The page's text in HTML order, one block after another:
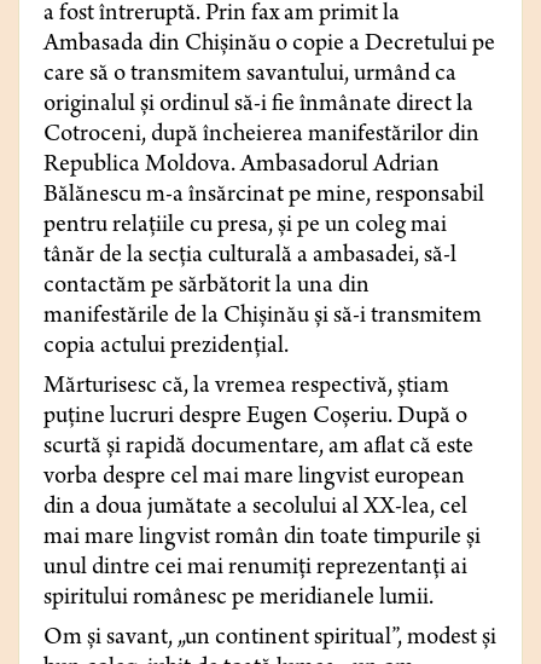
a fost întreruptă. Prin fax am primit la
Ambasada din Chișinău o copie a Decretului pe
care să o transmitem savantului, urmând ca
originalul și ordinul să-i fie înmânate direct la
Cotroceni, după încheierea manifestărilor din
Republica Moldova. Ambasadorul Adrian
Bălănescu m-a însărcinat pe mine, responsabil
pentru relațiile cu presa, și pe un coleg mai
tânăr de la secția culturală a ambasadei, să-l
contactăm pe sărbătorit la una din
manifestările de la Chișinău și să-i transmitem
copia actului prezidențial.
Mărturisesc că, la vremea respectivă, știam
puține lucruri despre Eugen Coșeriu. După o
scurtă și rapidă documentare, am aflat că este
vorba despre cel mai mare lingvist european
din a doua jumătate a secolului al XX-lea, cel
mai mare lingvist român din toate timpurile şi
unul dintre cei mai renumiţi reprezentanţi ai
spiritului românesc pe meridianele lumii.
Om şi savant, „un continent spiritual”, modest şi